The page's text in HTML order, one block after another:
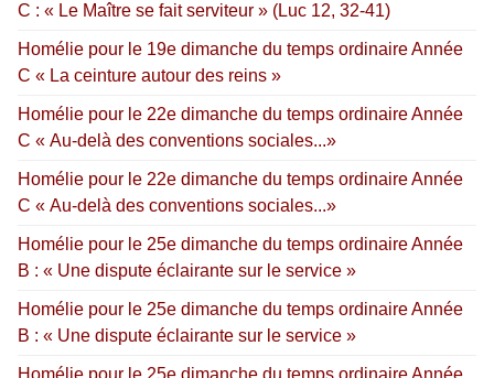
C : « Le Maître se fait serviteur » (Luc 12, 32-41)
Homélie pour le 19e dimanche du temps ordinaire Année
C « La ceinture autour des reins »
Homélie pour le 22e dimanche du temps ordinaire Année
C « Au-delà des conventions sociales...»
Homélie pour le 22e dimanche du temps ordinaire Année
C « Au-delà des conventions sociales...»
Homélie pour le 25e dimanche du temps ordinaire Année
B : « Une dispute éclairante sur le service »
Homélie pour le 25e dimanche du temps ordinaire Année
B : « Une dispute éclairante sur le service »
Homélie pour le 25e dimanche du temps ordinaire Année